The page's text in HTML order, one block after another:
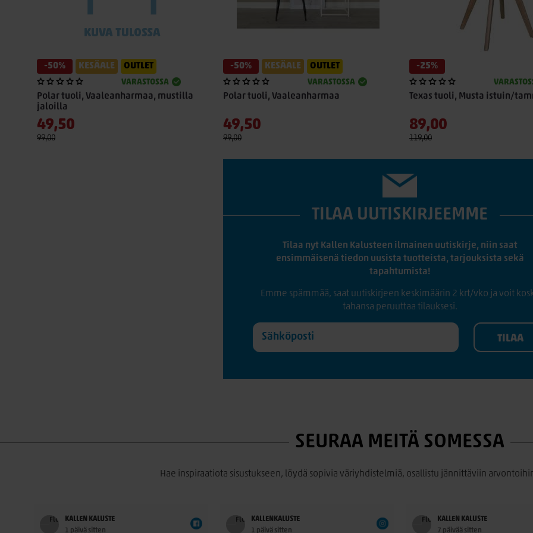
-50% KESÄALE OUTLET
VARASTOSSA
Polar tuoli, Vaaleanharmaa, mustilla
jaloilla
49,50
99,00
-50% KESÄALE OUTLET
VARASTOSSA
Polar tuoli, Vaaleanharmaa
49,50
99,00
-25%
Texas tuoli, Musta istuin/
89,00
119,00
TILAA UUTISKIRJEEMME
Tilaa nyt Kallen Kalusteen ilmainen uutiskirje, niin saat
ensimmäisenä tiedon uusista tuotteista, tarjouksista sekä
tapahtumista!
Emme spämmää, saat uutiskirjeen keskimäärin 2 krt/vko ja voit
tahansa peruuttaa tilauksesi.
SEURAA MEITÄ SOMESSA
Hae inspiraatiota sisustukseen, löydä sopivia väriyhdistelmiä, osallistu jännittäviin
KALLEN KALUSTE
1 päivä sitten
KALLENKALUSTE
1 päivä sitten
KALLEN KALUSTE
7 päivää sitten